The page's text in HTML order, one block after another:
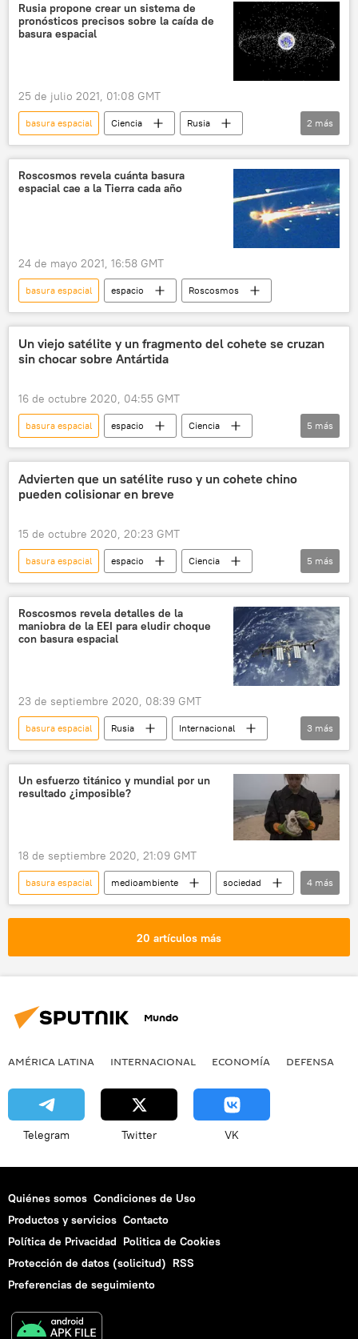
Rusia propone crear un sistema de
pronósticos precisos sobre la caída de
basura espacial
25 de julio 2021, 01:08 GMT
basura espacial Ciencia
Rusia
espacio
El Salón MAKS 2021
2 más
Roscosmos revela cuánta basura
espacial cae a la Tierra cada año
24 de mayo 2021, 16:58 GMT
basura espacial espacio Roscosmos
Un viejo satélite y un fragmento del cohete se cruzan
sin chocar sobre Antártida
16 de octubre 2020, 04:55 GMT
basura espacial espacio
Ciencia
satélites
China
Antártida
Rusia
5 más
Advierten que un satélite ruso y un cohete chino
pueden colisionar en breve
15 de octubre 2020, 20:23 GMT
basura espacial espacio
Ciencia
China
satélites
colisión
Rusia
noticias
5 más
Roscosmos revela detalles de la
maniobra de la EEI para eludir choque
con basura espacial
23 de septiembre 2020, 08:39 GMT
basura espacial Rusia
Internacional
espacio
Ciencia noticias
3 más
Un esfuerzo titánico y mundial por un
resultado ¿imposible?
18 de septiembre 2020, 21:09 GMT
basura espacial medioambiente
sociedad
basura
costas
residuos
4 más
20 artículos más
Mundo
AMÉRICA LATINA INTERNACIONAL ECONOMÍA DEFENSA
Telegram Twitter VK
Quiénes somos Condiciones de Uso
Productos y servicios Contacto
Política de Privacidad Politica de Cookies
Protección de datos (solicitud) RSS
Preferencias de seguimiento